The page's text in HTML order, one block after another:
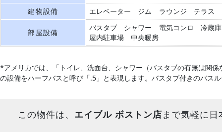
建物設備
エレベーター ジム ラウンジ テラス
部屋設備
バスタブ シャワー 電気コンロ
冷蔵庫
屋内駐車場
中央暖房
*アメリカでは、「トイレ、洗面台、シャワー（バスタブの有無は関
の設備をハーフバスと呼び「.5」と表現します。バスタブ付きのバス
この物件は、 エイブル ボストン店 まで気軽に